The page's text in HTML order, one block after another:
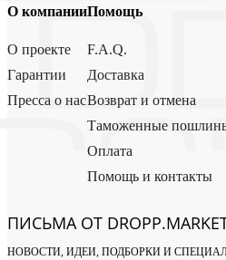
О компании
О проекте
Гарантии
Пресса о нас
Помощь
F.A.Q.
Доставка
Возврат и отмена
Таможенные
Оплата
Помощь и контакты
ПИСЬМА ОТ
НОВОСТИ, ИДЕИ, ПОДБОРКИ И